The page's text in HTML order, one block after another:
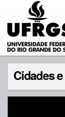
Cidades